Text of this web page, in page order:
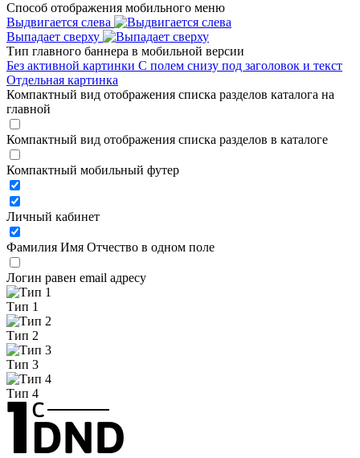
Способ отображения мобильного меню
Выдвигается слева
Выпадает сверху
Тип главного баннера в мобильной версии
Без активной картинки С полем снизу под заголовок и текст
Отдельная картинка
Компактный вид отображения списка разделов каталога на
главной
Компактный вид отображения списка разделов в каталоге
Компактный мобильный футер
Личный кабинет
Фамилия Имя Отчество в одном поле
Логин равен email адресу
Тип 1
Тип 2
Тип 3
Тип 4